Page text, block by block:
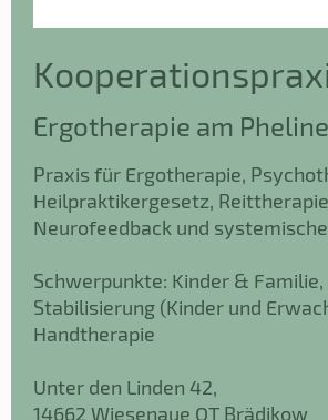
Ergotherapie am
Praxis für Ergotherapie,
Heilpraktikergesetz,
Neurofeedback und
Schwerpunkte: Kinder &
Stabilisierung (Kinder und
Handtherapie
Unter den Linden 42,
14662 Wiesenaue OT Brädikow